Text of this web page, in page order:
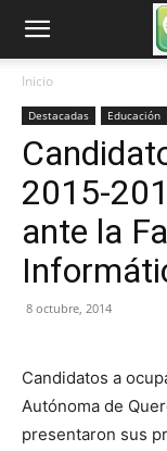
Inicio
Destacadas Educación
2015-
ante la
8 octubre, 2014
Candidatos a
Autónoma de
presentaron sus